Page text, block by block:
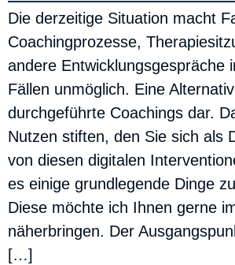
Die derzeitige Situation macht
Coachingprozesse,
andere Entwicklungsgespräche
Fällen unmöglich. Eine
durchgeführte Coachings dar.
Nutzen stiften, den Sie sich als
von diesen digitalen
es einige grundlegende Dinge
Diese möchte ich Ihnen gerne
näherbringen. Der
[…]